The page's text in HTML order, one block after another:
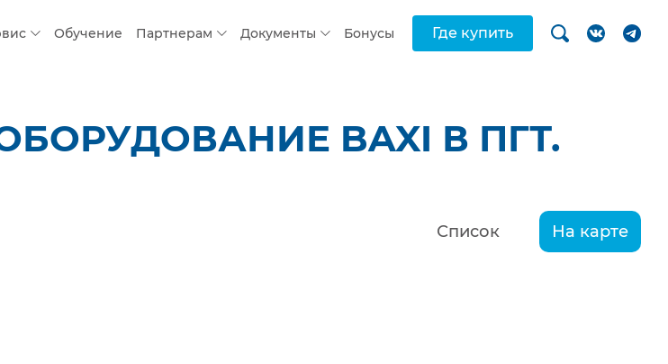
Обучение Партнерам Документы Бонусы Где купить
BAXI В ПГТ.
Список На карте